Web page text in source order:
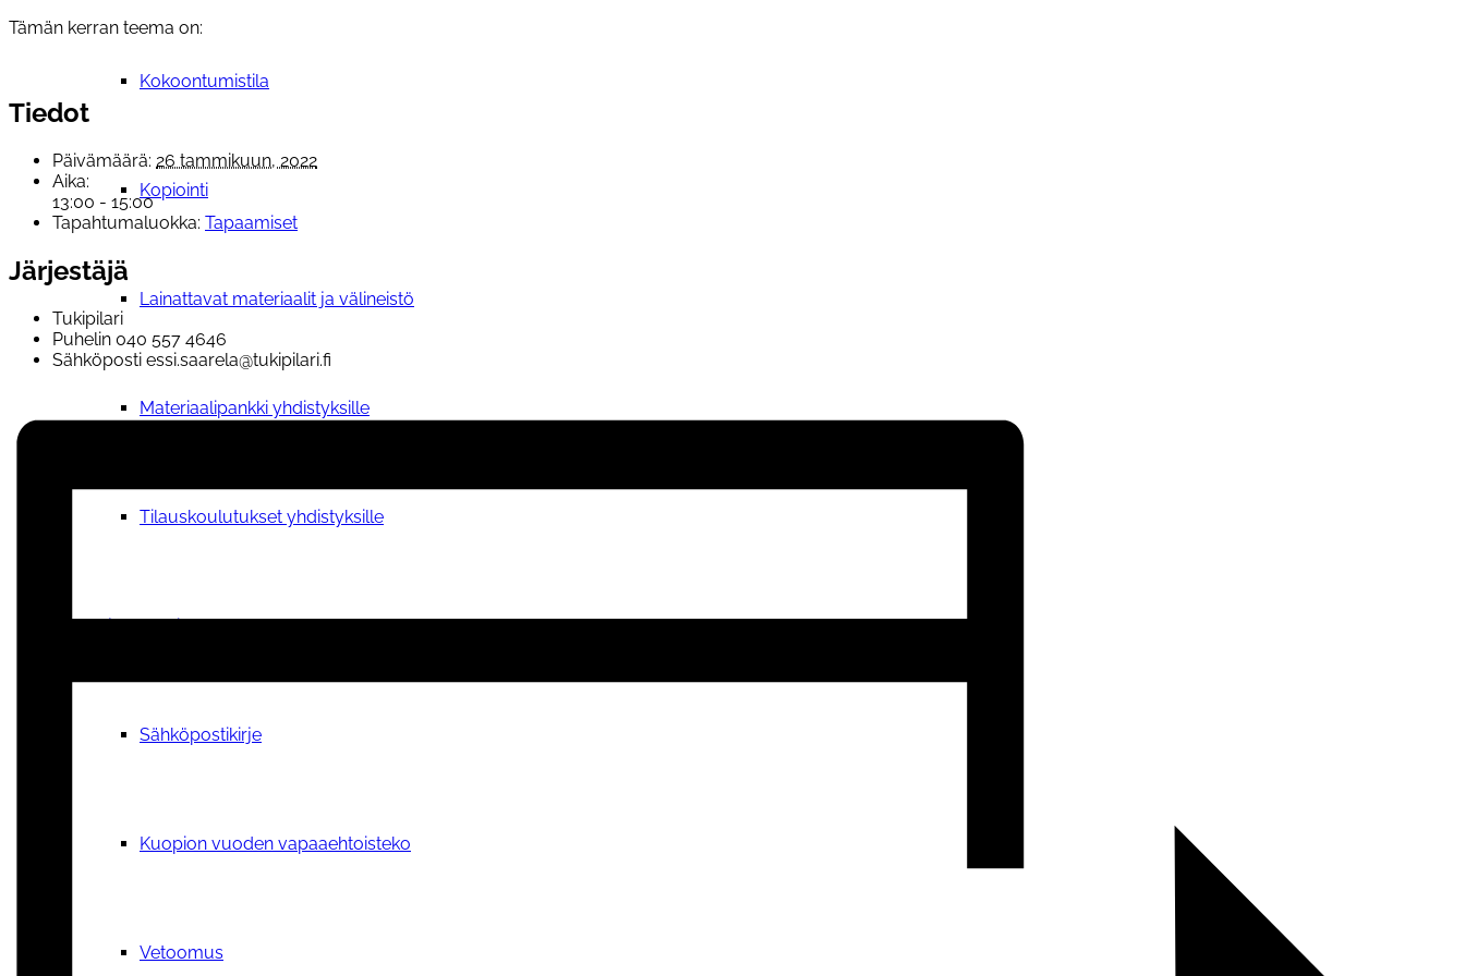
Kokoontumistila
Kopiointi
Lainattavat materiaalit ja välineistö
Materiaalipankki yhdistyksille
Tilauskoulutukset yhdistyksille
Ajankohtaista
Sähköpostikirje
Kuopion vuoden vapaaehtoisteko
Vetoomus
Tämän kerran teema on:
Tiedot
Päivämäärä: 26 tammikuun, 2022
Aika:
13:00 - 15:00
Tapahtumaluokka: Tapaamiset
Järjestäjä
Tukipilari
Puhelin 040 557 4646
Sähköposti essi.saarela@tukipilari.fi